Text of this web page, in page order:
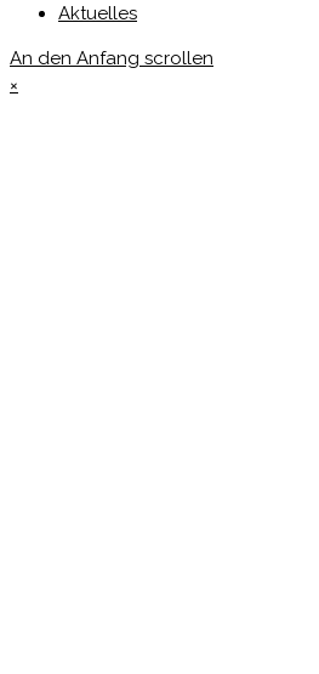
Aktuelles
An den Anfang scrollen
×